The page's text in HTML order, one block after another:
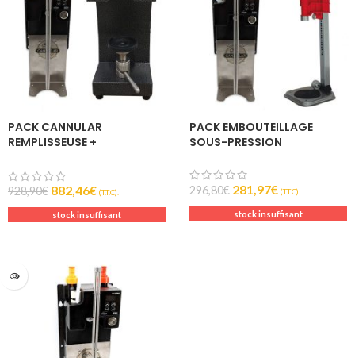
PACK CANNULAR
REMPLISSEUSE +
928,90€ 882,46€ (T.T.C).
stock insuffisant
PACK EMBOUTEILLAGE
SOUS-PRESSION
296,80€ 281,97€ (T.T.C).
stock insuffisant